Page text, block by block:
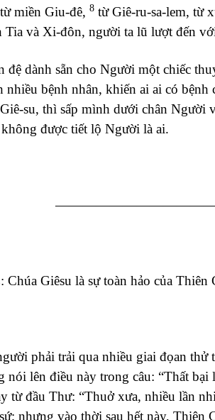
miền Giu-đê, 8từ Giê-ru-sa-lem, từ
Tia và Xi-đôn, người ta lũ lượt đến
đệ dành sẵn cho Người một chiếc
nhiều bệnh nhân, khiến ai ai có
su, thì sấp mình dưới chân Người
được tiết lộ Người là ai.
Giêsu là sự toàn hảo của Thiên
phải trải qua nhiều giai đọan
nói lên điều này trong câu: “Thất bại
từ đầu Thư: “Thuở xưa, nhiều lần
nhưng vào thời sau hết này,